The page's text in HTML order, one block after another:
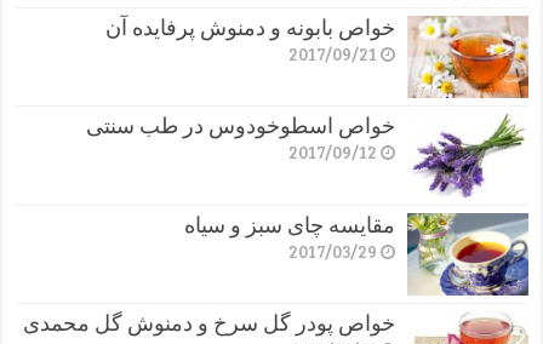
خواص بابونه و دمنوش پرفایده آن
2017/09/21
خواص اسطوخودوس در طب سنتی
2017/09/12
مقایسه چای سبز و سیاه
2017/03/29
خواص پودر گل سرخ و دمنوش گل محمدی